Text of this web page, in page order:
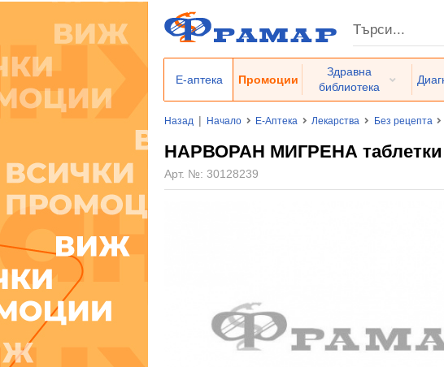
Е-аптека Промоции
Здравна
библиотека
Назад | Начало Е-Аптека Лекарства Без рецепта
НАРВОРАН МИГРЕНА таблетки
Арт. №: 30128239